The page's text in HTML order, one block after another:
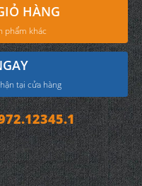
HÀNG
phẩm khác
tại cửa hàng